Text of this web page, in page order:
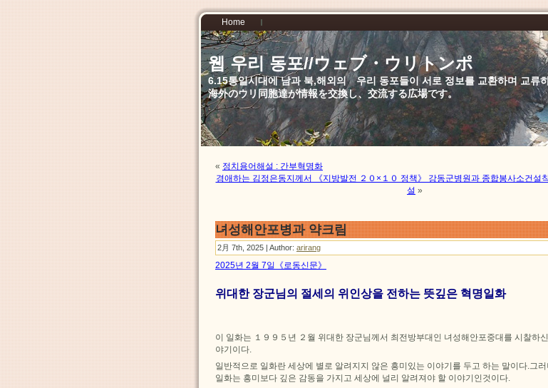
Home
웹 우리 동포//ウェブ・ウリトンポ
6.15통일시대에 남과 북,해외의 우리 동포들이 서로 정보를 교환하며 교류
海外のウリ同胞達が情報を交換し、交流する広場です。
« 정치용어해설 : 간부혁명화
경애하는 김정은동지께서 《지방발전 ２０×１０ 정책》 강동군병원과 종합봉사소건설
설 »
녀성해안포병과 약크림
2月 7th, 2025 | Author: arirang
2025년 2월 7일《로동신문》
위대한 장군님의 절세의 위인상을 전하는 뜻깊은 혁명일화
이 일화는 １９９５년 ２월 위대한 장군님께서 최전방부대인 녀성해안포중대를 시찰하
야기이다.
일반적으로 일화란 세상에 별로 알려지지 않은 흥미있는 이야기를 두고 하는 말이다.그
일화는 흥미보다 깊은 감동을 가지고 세상에 널리 알려져야 할 이야기인것이다.